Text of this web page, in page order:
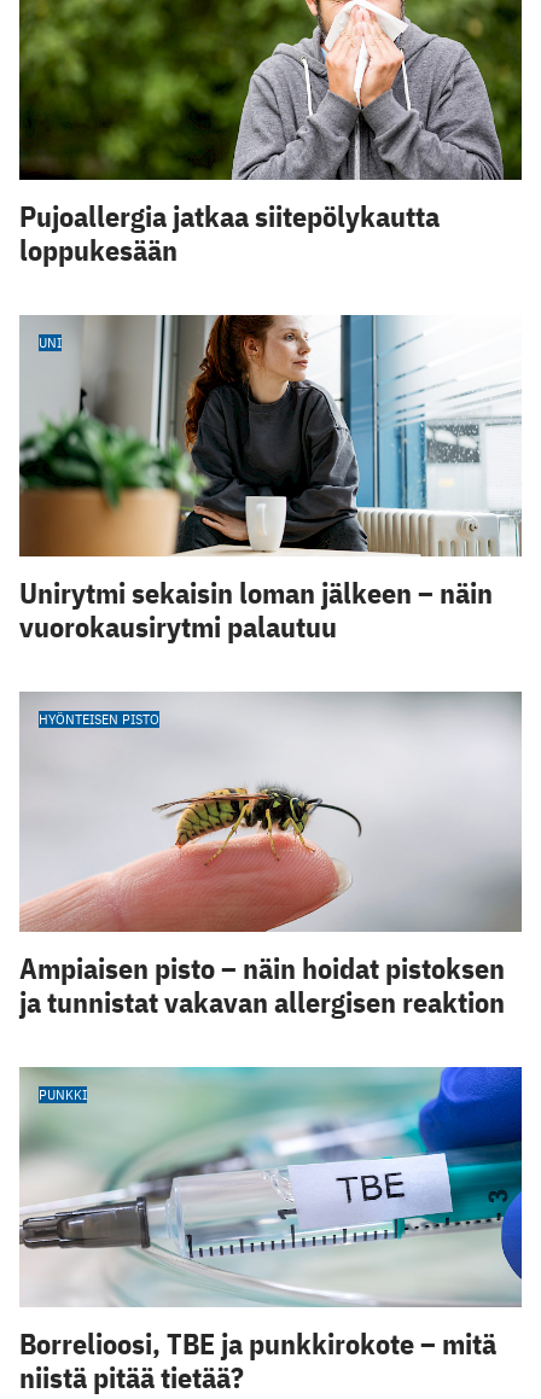
Pujoallergia jatkaa siitepölykautta
loppukesään
UNI
Unirytmi sekaisin loman jälkeen – näin
vuorokausirytmi palautuu
HYÖNTEISEN PISTO
Ampiaisen pisto – näin hoidat pistoksen
ja tunnistat vakavan allergisen reaktion
PUNKKI
Borrelioosi, TBE ja punkkirokote – mitä
niistä pitää tietää?